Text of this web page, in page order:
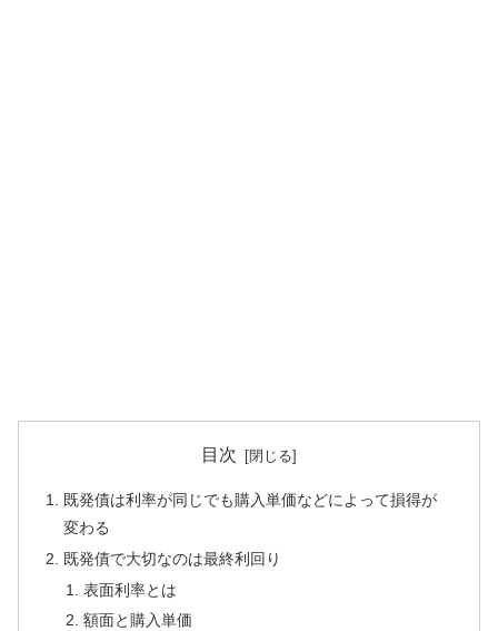
目次
既発債は利率が同じでも購入単価などによって損得が
変わる
既発債で大切なのは最終利回り
表面利率とは
額面と購入単価